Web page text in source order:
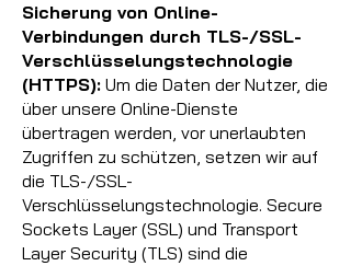
Sicherung von Online-
Verbindungen durch TLS-/SSL-
Verschlüsselungstechnologie
(HTTPS): Um die Daten der Nutzer, die
über unsere Online-Dienste
übertragen werden, vor unerlaubten
Zugriffen zu schützen, setzen wir auf
die TLS-/SSL-
Verschlüsselungstechnologie. Secure
Sockets Layer (SSL) und Transport
Layer Security (TLS) sind die